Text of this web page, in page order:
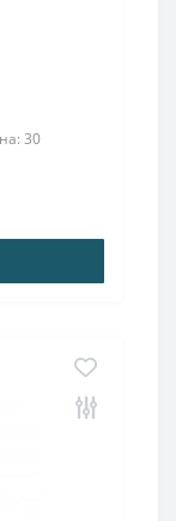
30
6